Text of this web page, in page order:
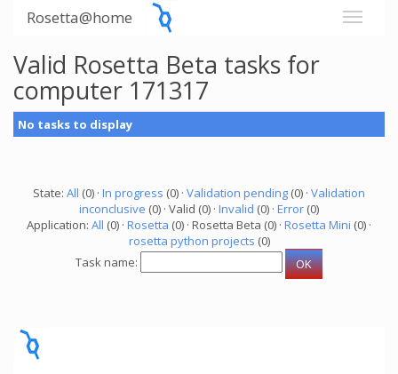
Rosetta@home
Valid Rosetta Beta tasks for
computer 171317
No tasks to display
State: All (0) · In progress (0) · Validation pending (0) · Validation
inconclusive (0) · Valid (0) · Invalid (0) · Error (0)
Application: All (0) · Rosetta (0) · Rosetta Beta (0) · Rosetta Mini (0) ·
rosetta python projects (0)
Task name: